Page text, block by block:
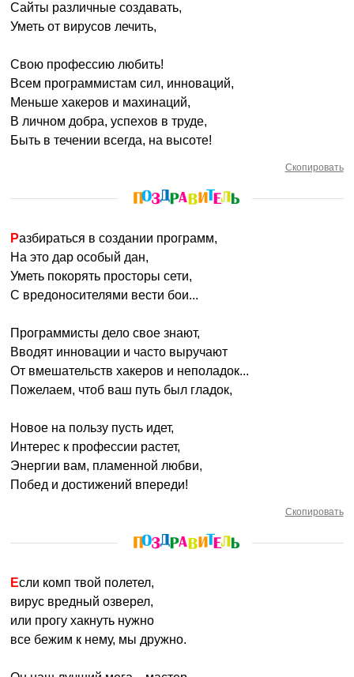
Сайты различные создавать,
Уметь от вирусов лечить,
Свою профессию любить!
Всем программистам сил, инноваций,
Меньше хакеров и махинаций,
В личном добра, успехов в труде,
Быть в течении всегда, на высоте!
Скопировать
Разбираться в создании программ,
На это дар особый дан,
Уметь покорять просторы сети,
С вредоносителями вести бои...
Программисты дело свое знают,
Вводят инновации и часто выручают
От вмешательств хакеров и неполадок...
Пожелаем, чтоб ваш путь был гладок,
Новое на пользу пусть идет,
Интерес к профессии растет,
Энергии вам, пламенной любви,
Побед и достижений впереди!
Скопировать
Если комп твой полетел,
вирус вредный озверел,
или прогу хакнуть нужно
все бежим к нему, мы дружно.